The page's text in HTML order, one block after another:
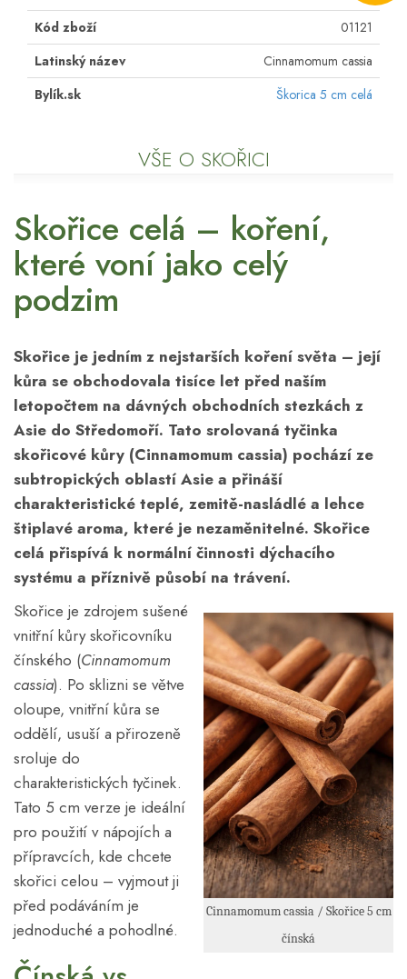
Kód zboží
01121
Latinský název
Cinnamomum cassia
Bylík.sk
Škorica 5 cm celá
VŠE O SKOŘICI
Skořice celá – koření,
které voní jako celý
podzim
Skořice je jedním z nejstarších koření světa – její
kůra se obchodovala tisíce let před naším
letopočtem na dávných obchodních stezkách z
Asie do Středomoří. Tato srolovaná tyčinka
skořicové kůry (Cinnamomum cassia) pochází ze
subtropických oblastí Asie a přináší
charakteristické teplé, zemitě-nasládlé a lehce
štiplavé aroma, které je nezaměnitelné. Skořice
celá přispívá k normální činnosti dýchacího
systému a příznivě působí na trávení.
Cinnamomum cassia / Skořice 5 cm
čínská
Skořice je zdrojem sušené
vnitřní kůry skořicovníku
čínského (Cinnamomum
cassia). Po sklizni se větve
oloupe, vnitřní kůra se
oddělí, usuší a přirozeně
sroluje do
charakteristických tyčinek.
Tato 5 cm verze je ideální
pro použití v nápojích a
přípravcích, kde chcete
skořici celou – vyjmout ji
před podáváním je
jednoduché a pohodlné.